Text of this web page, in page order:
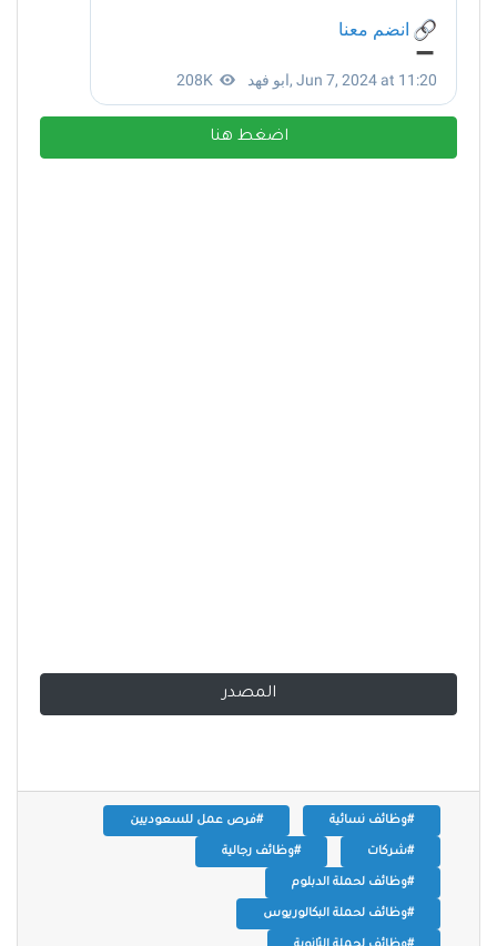
اضغط هنا
المصدر
#وظائف نسائية #فرص عمل للسعوديين
#شركات #وظائف رجالية
#وظائف لحملة الدبلوم
#وظائف لحملة البكالوريوس